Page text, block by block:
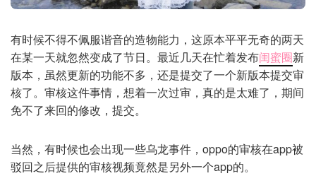
有时候不得不佩服谐音的造物能力，这原本平平无奇的两天
在某一天就忽然变成了节日。最近几天在忙着发布闺蜜圈新
版本，虽然更新的功能不多，还是提交了一个新版本提交审
核了。审核这件事情，想着一次过审，真的是太难了，期间
免不了来回的修改，提交。
当然，有时候也会出现一些乌龙事件，oppo的审核在app被
驳回之后提供的审核视频竟然是另外一个app的。